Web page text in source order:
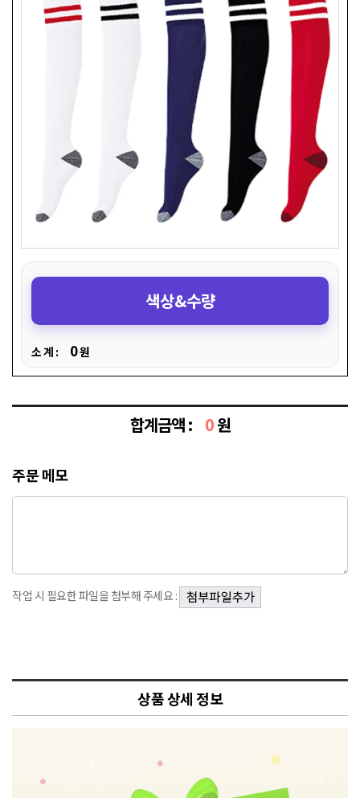
색상&수량
소 계 : 0원
합계금액 : 0원
주문 메모
작업 시 필요한 파일을 첨부해 주세요 :
상품 상세 정보